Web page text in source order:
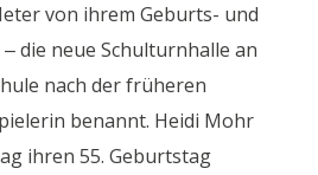
von ihrem Geburts- und
die neue Schulturnhalle an
nach der früheren
benannt. Heidi Mohr
ihren 55. Geburtstag